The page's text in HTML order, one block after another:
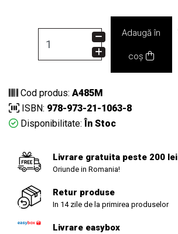
Adaugă în
coș
Cod produs: A485M
ISBN: 978-973-21-1063-8
Disponibilitate: În Stoc
Livrare gratuita peste 200 lei
Oriunde in Romania!
Retur produse
In 14 zile de la primirea produselor
Livrare easybox